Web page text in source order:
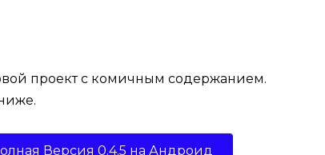
проект с комичным содержанием.
Версия 0.4.5 на Андроид